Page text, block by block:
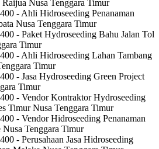
Nusa Tenggara Timur
- Ahli Hidroseeding Penanaman
Nusa Tenggara Timur
- Paket Hydroseeding Bahu Jalan Tol
Timur
- Ahli Hidroseeding Lahan Tambang
Timur
- Jasa Hydroseeding Green Project
Timur
- Vendor Kontraktor Hydroseeding
Timur Nusa Tenggara Timur
- Vendor Hidroseeding Penanaman
Tenggara Timur
- Perusahaan Jasa Hidroseeding